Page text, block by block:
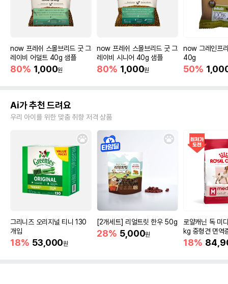
now 프레쉬 스몰브리드 굿 그
레이비 어덜트 40g 샘플
80% 1,000원
now 프레쉬 스몰브리드 굿 그
레이비 시니어 40g 샘플
80% 1,000원
now 그레인프
40g
50%
Ai가 추천 드려요
우리 아이를 위한 맞춤 취향 저격 상품
그리니즈 오리지널 티니 130
개입
18% 53,000원
[2개세트] 리얼트릿 한우 50g
28% 5,000원
로얄캐닌 독 미
kg 중형견 면역
18%